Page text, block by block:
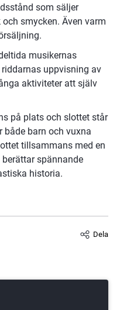
som säljer
smycken. Även varm
musikernas
uppvisning av
aktiviteter att själv
på plats och slottet står
både barn och vuxna
tillsammans med en
spännande
historia.
Dela